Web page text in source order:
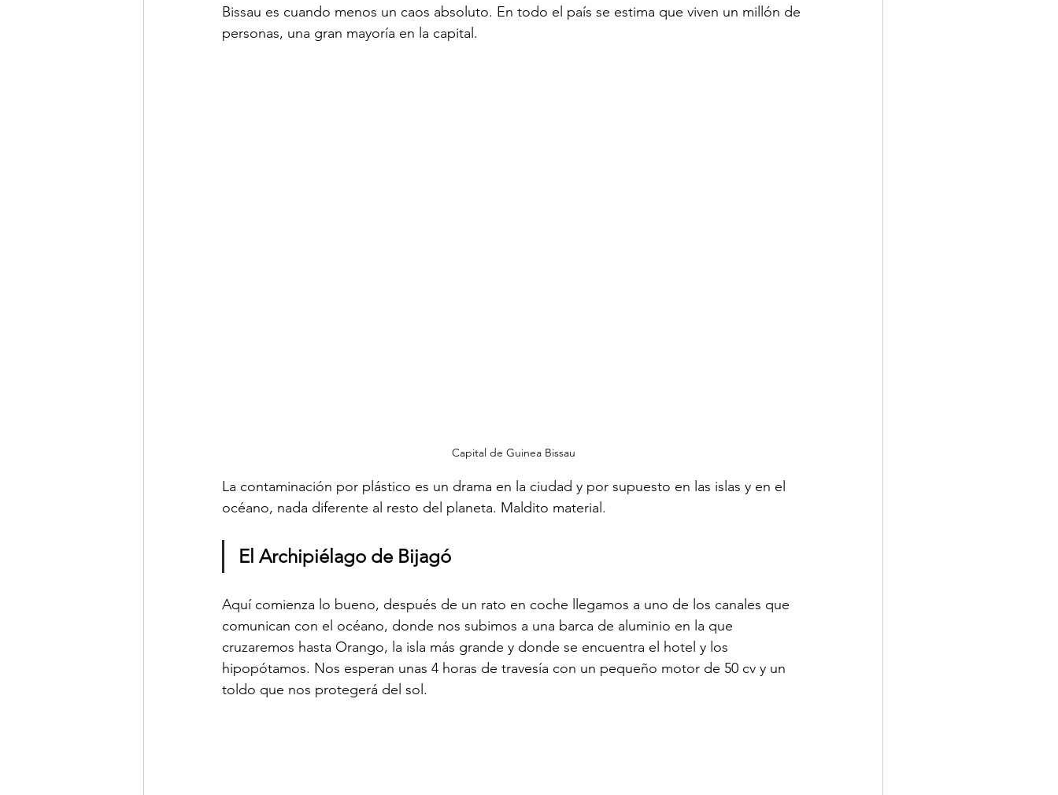
Bissau es cuando menos un caos absoluto. En todo el país se estima que viven un millón de
personas, una gran mayoría en la capital.
Capital de Guinea Bissau
La contaminación por plástico es un drama en la ciudad y por supuesto en las islas y en el
océano, nada diferente al resto del planeta. Maldito material.
El Archipiélago de Bijagó
Aquí comienza lo bueno, después de un rato en coche llegamos a uno de los canales que
comunican con el océano, donde nos subimos a una barca de aluminio en la que
cruzaremos hasta Orango, la isla más grande y donde se encuentra el hotel y los
hipopótamos. Nos esperan unas 4 horas de travesía con un pequeño motor de 50 cv y un
toldo que nos protegerá del sol.